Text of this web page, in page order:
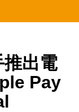
出電
Pay